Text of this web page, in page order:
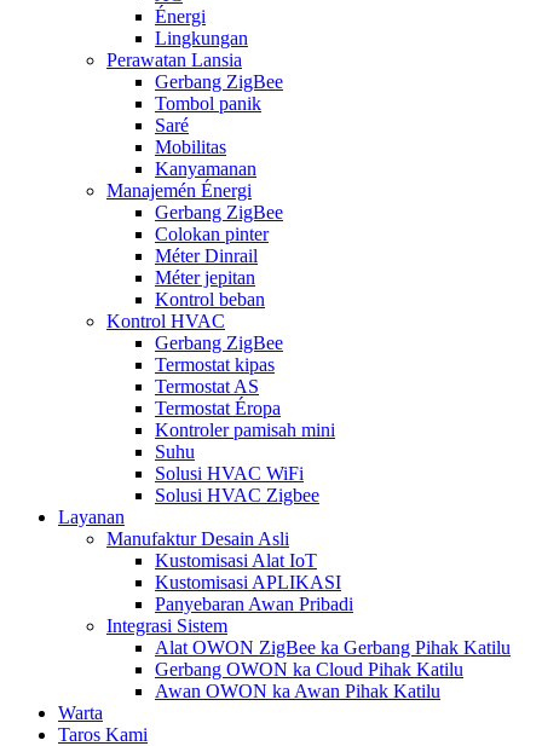
Énergi
Lingkungan
Perawatan Lansia
Gerbang ZigBee
Tombol panik
Saré
Mobilitas
Kanyamanan
Manajemén Énergi
Gerbang ZigBee
Colokan pinter
Méter Dinrail
Méter jepitan
Kontrol beban
Kontrol HVAC
Gerbang ZigBee
Termostat kipas
Termostat AS
Termostat Éropa
Kontroler pamisah mini
Suhu
Solusi HVAC WiFi
Solusi HVAC Zigbee
Layanan
Manufaktur Desain Asli
Kustomisasi Alat IoT
Kustomisasi APLIKASI
Panyebaran Awan Pribadi
Integrasi Sistem
Alat OWON ZigBee ka Gerbang Pihak Katilu
Gerbang OWON ka Cloud Pihak Katilu
Awan OWON ka Awan Pihak Katilu
Warta
Taros Kami